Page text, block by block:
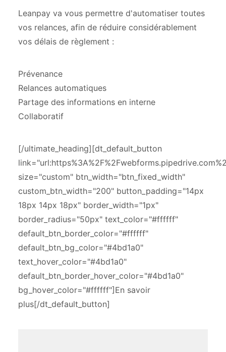
Leanpay va vous permettre d'automatiser toutes
vos relances, afin de réduire considérablement
vos délais de règlement :
Prévenance
Relances automatiques
Partage des informations en interne
Collaboratif
[/ultimate_heading][dt_default_button
size="custom" btn_width="btn_fixed_width"
custom_btn_width="200" button_padding="14px
18px 14px 18px" border_width="1px"
border_radius="50px" text_color="#ffffff"
default_btn_border_color="#ffffff"
default_btn_bg_color="#4bd1a0"
text_hover_color="#4bd1a0"
default_btn_border_hover_color="#4bd1a0"
bg_hover_color="#ffffff"]En savoir
plus[/dt_default_button]